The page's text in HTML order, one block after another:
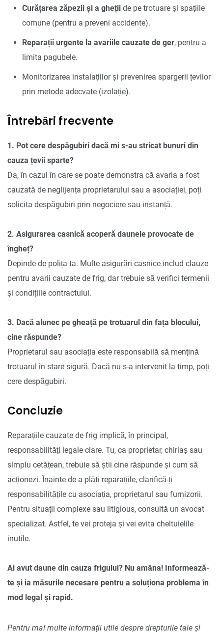
Curățarea zăpezii și a gheții de pe trotuare și spațiile
comune (pentru a preveni accidente).
Reparații urgente la avariile cauzate de ger, pentru a
limita pagubele.
Monitorizarea instalațiilor și prevenirea spargerii țevilor
prin metode adecvate (izolație).
Întrebări frecvente
1. Pot cere despăgubiri dacă mi s-au stricat bunuri din
cauza țevii sparte?
Da, în cazul în care se poate demonstra că avaria a fost
cauzată de neglijența proprietarului sau a asociației, poți
solicita despăgubiri prin negociere sau instanță.
2. Asigurarea casnică acoperă daunele provocate de
îngheț?
Depinde de polița ta. Multe asigurări casnice includ clauze
pentru avarii cauzate de frig, dar trebuie să verifici termenii
și condițiile contractului.
3. Dacă alunec pe gheață pe trotuarul din fața blocului,
cine răspunde?
Proprietarul sau asociația este responsabilă să mențină
trotuarul în stare sigură. Dacă nu s-a intervenit la timp, poți
cere despăgubiri.
Concluzie
Reparațiile cauzate de frig implică, în principal,
responsabilități legale clare. Tu, ca proprietar, chiriaș sau
simplu cetățean, trebuie să știi cine răspunde și cum să
acționezi. Înainte de a plăti reparațiile, clarifică-ți
responsabilitățile cu asociația, proprietarul sau furnizorii.
Pentru situații complexe sau litigious, consultă un avocat
specializat. Astfel, te vei proteja și vei evita cheltuielile
inutile.
Ai avut daune din cauza frigului? Nu amâna! Informează-
te și ia măsurile necesare pentru a soluționa problema în
mod legal și rapid.
Pentru mai multe informații utile despre drepturile tale și